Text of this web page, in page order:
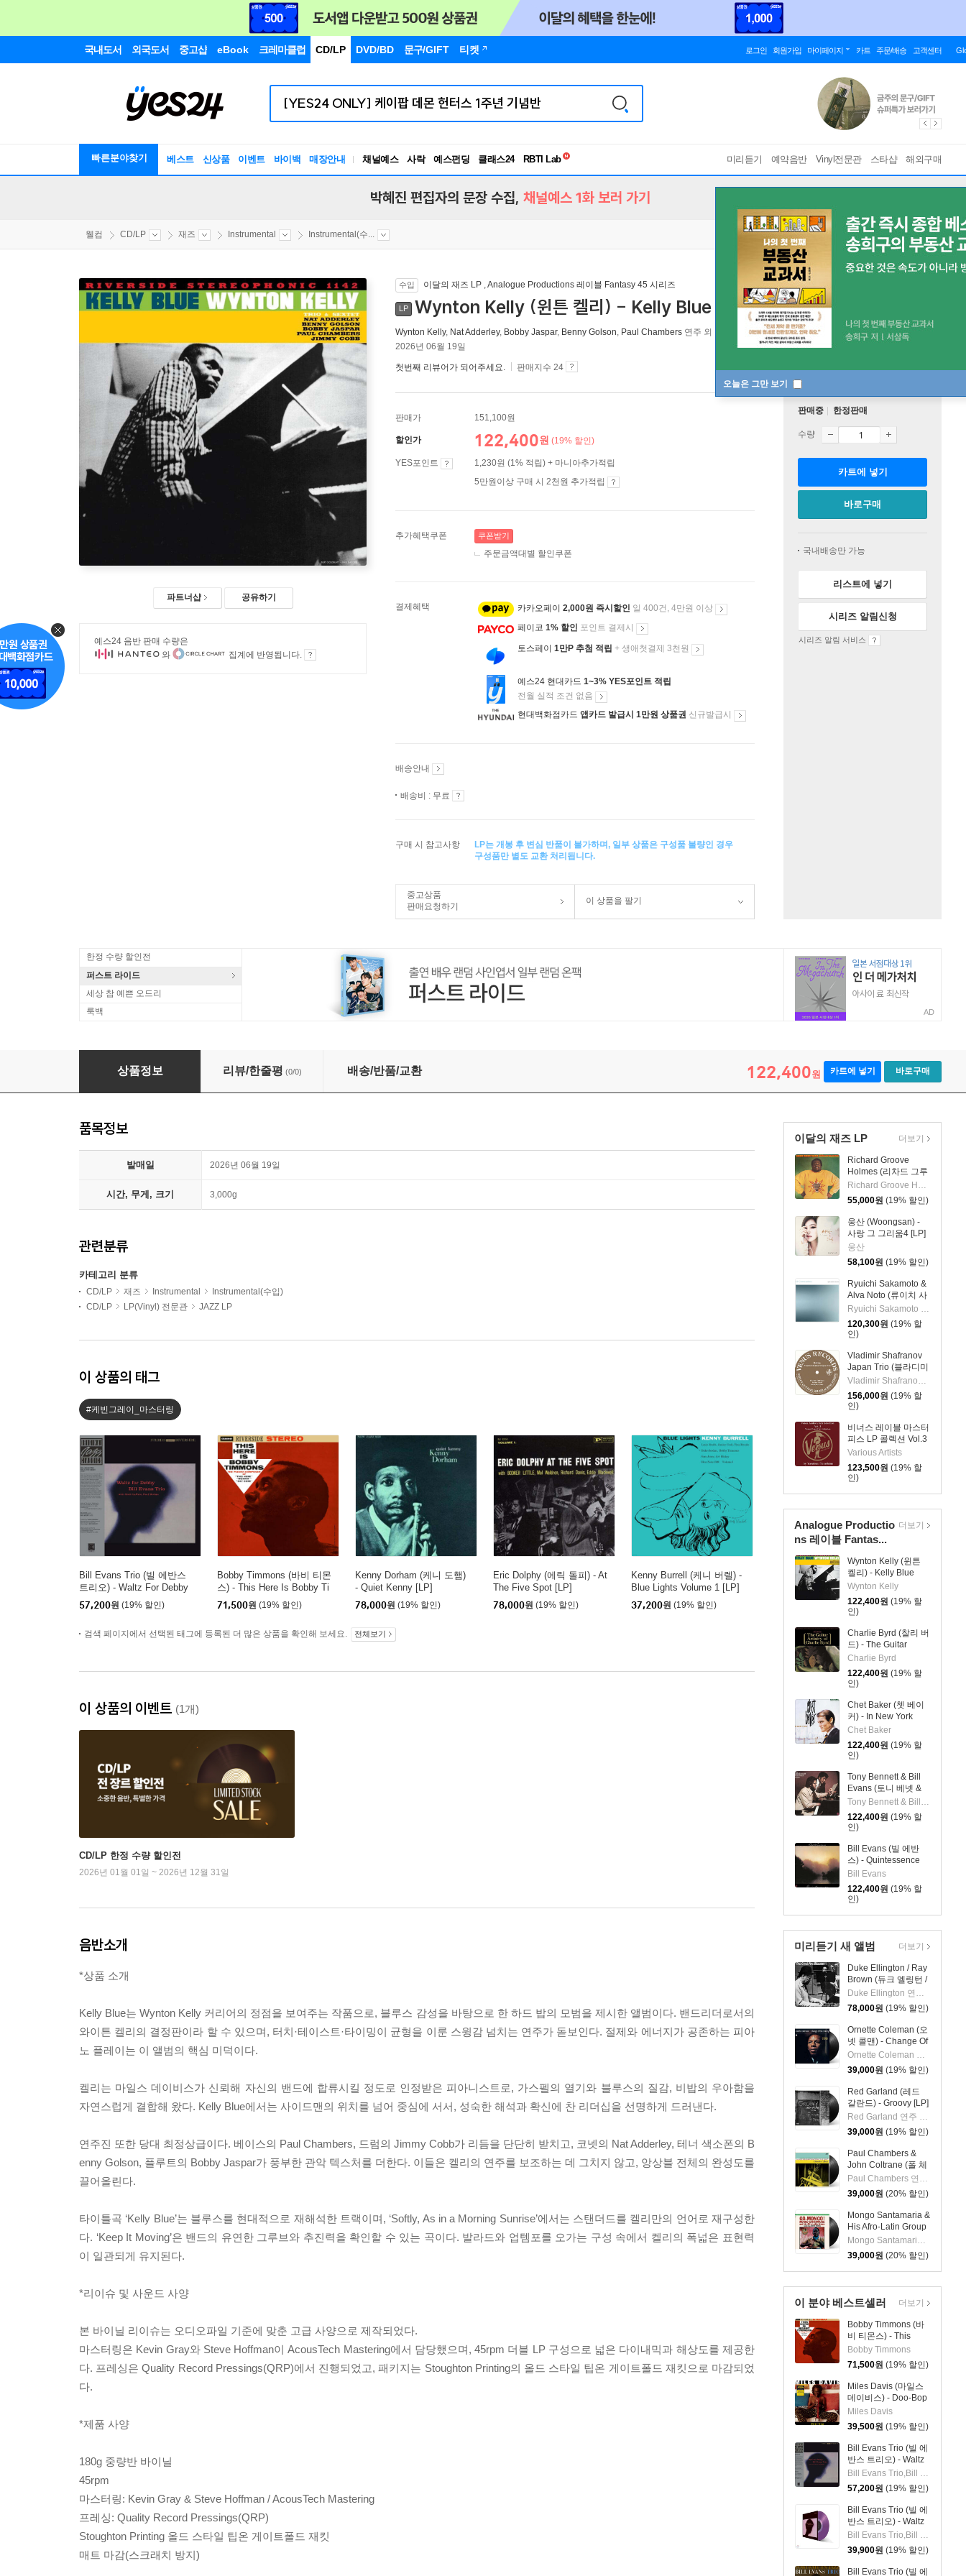
국내도서 외국도서 중고샵 eBook 크레마클럽 CD/LP DVD/BD 문구/GIFT 티켓 로그인 회원가입 마이페이지 카트 주문/배송 고객센터
빠른분야찾기 베스트 신상품 이벤트 바이백 매장안내 채널예스 사락 예스펀딩 클래스24
RBTI Lab
독서유형검사
미리듣기 예약음반 Vinyl전문관 스타샵 해외구매
오늘은 그만 보기
박혜진 편집자의 문장 수집, 채널예스 1화 보러 가기
웰컴 CD/LP 재즈 Instrumental Instrumental(수...
파트너샵 공유하기
예스24 음반 판매 수량은
와
집계에 반영됩니다.
수입 이달의 재즈 LP ,Analogue Productions 레이블 Fantasy 45 시리즈
LP Wynton Kelly (윈튼 켈리) - Kelly Blue [2LP] [ 게이트폴드 / 45rpm / 180g ]
Wynton Kelly, Nat Adderley, Bobby Jaspar, Benny Golson, Paul Chambers 연주 외 1명 Analogue Productions /Riverside Records
2026년 06월 19일
첫번째 리뷰어가 되어주세요. 판매지수 24
판매가 151,100원
할인가 122,400원 (19% 할인)
YES포인트
1,230원 (1% 적립) + 마니아추가적립
5만원이상 구매 시 2천원 추가적립
추가혜택쿠폰 쿠폰받기
주문금액대별 할인쿠폰
결제혜택 카카오페이 2,000원 즉시할인 일 400건, 4만원 이상
페이코 1% 할인 포인트 결제시
토스페이 1만P 추첨 적립 + 생애첫결제 3천원
예스24 현대카드 1~3% YES포인트 적립
전월 실적 조건 없음
현대백화점카드 앱카드 발급시 1만원 상품권 신규발급시
배송안내
배송비 : 무료
구매 시 참고사항
LP는 개봉 후 변심 반품이 불가하며, 일부 상품은 구성품 불량인 경우
구성품만 별도 교환 처리됩니다.
중고상품
판매요청하기
이 상품을 팔기
판매중 한정판매
수량
카트에 넣기
바로구매
국내배송만 가능
리스트에 넣기
시리즈 알림신청
시리즈 알림 서비스
한정 수량 할인전
퍼스트 라이드
세상 참 예쁜 오드리
룩백
AD
Wynton Kelly (윈튼 켈리) - Kelly Blue [2LP]
상품정보 리뷰/한줄평 (0/0) 배송/반품/교환 122,400원 카트에 넣기 바로구매
이달의 재즈 LP
Richard Groove
Holmes (리차드 그루
브 홈스) - Six Million
Dollar Man [LP]
Richard Groove Holmes
55,000원 (19% 할인)
웅산 (Woongsan) -
사랑 그 그리움4 [LP]
웅산
58,100원 (19% 할인)
Ryuichi Sakamoto &
Alva Noto (류이치 사
카모토 & 알바 노토) -
12 Conversations
[2LP]
Ryuichi Sakamoto & Alva Noto
120,300원 (19% 할
인)
Vladimir Shafranov
Japan Trio (블라디미
르 샤프라노프 재팬
트리오) - Bolivia
[2LP]
Vladimir Shafranov Japan Trio
156,000원 (19% 할
인)
비너스 레이블 마스터
피스 LP 콜렉션 Vol.3
(Venus Audio Grade
Records Selection
Vol. 3 by Yasukuni
Terashima) [2LP]
Various Artists
123,500원 (19% 할
인)
더보기
Analogue Productio
ns 레이블 Fantas...
Wynton Kelly (윈튼
켈리) - Kelly Blue
[2LP]
Wynton Kelly
122,400원 (19% 할
인)
Charlie Byrd (찰리 버
드) - The Guitar
Artistry of Charlie
Byrd [2LP]
Charlie Byrd
122,400원 (19% 할
인)
Chet Baker (쳇 베이
커) - In New York
[2LP]
Chet Baker
122,400원 (19% 할
인)
Tony Bennett & Bill
Evans (토니 베넷 &
빌 에반스) - The Tony
Bennett Bill Evans
Album [2LP]
Tony Bennett & Bill Evans
122,400원 (19% 할
인)
Bill Evans (빌 에반
스) - Quintessence
[2LP]
Bill Evans
122,400원 (19% 할
인)
더보기
미리듣기 새 앨범
Duke Ellington / Ray
Brown (듀크 엘링턴 /
레이 브라운) - This
One's For Blanton
[LP]
Duke Ellington 연주 외 1명
78,000원 (19% 할인)
Ornette Coleman (오
넷 콜맨) - Change Of
The Century [LP] Ornette Coleman 연주
39,000원 (19% 할인)
Red Garland (레드
갈란드) - Groovy [LP]
Red Garland 연주 외 2명
39,000원 (19% 할인)
Paul Chambers &
John Coltrane (폴 체
임버스 & 존 콜트레
인) - A Jazz
Delegation From the
East: Chamber's
Music [LP]
Paul Chambers 연주 외 1명
39,000원 (20% 할인)
Mongo Santamaria &
His Afro-Latin Group
(몽고 산타마리아 &
히스 아프로 라틴 그
룹) - Go Mongo!
(Feat. Chick Corea)
[LP]
Mongo Santamaria 연주
39,000원 (20% 할인)
더보기
이 분야 베스트셀러
Bobby Timmons (바
비 티몬스) - This
Here Is Bobby
Timmons [LP]
Bobby Timmons
71,500원 (19% 할인)
Miles Davis (마일스
데이비스) - Doo-Bop
[LP]
Miles Davis
39,500원 (19% 할인)
Bill Evans Trio (빌 에
반스 트리오) - Waltz
For Debby [LP]
Bill Evans Trio,Bill Evans,Paul Motian,Scott LaFaro
57,200원 (19% 할인)
Bill Evans Trio (빌 에
반스 트리오) - Waltz
For Debby [투명 퍼플
컬러 LP]
Bill Evans Trio,Bill Evans,Paul Motian,Scott LaFaro
39,900원 (19% 할인)
Bill Evans Trio (빌 에
더보기
품목정보
발매일 2026년 06월 19일
시간, 무게, 크기 3,000g
관련분류
카테고리 분류
CD/LP 재즈 Instrumental
Instrumental(수입)
CD/LP
LP(Vinyl) 전문관 JAZZ LP
이 상품의 태그
#케빈그레이_마스터링
Bill Evans Trio (빌 에반스
트리오) - Waltz For Debby
[LP]
57,200원 (19% 할인)
Bobby Timmons (바비 티몬
스) - This Here Is Bobby Ti
mmons [LP]
71,500원 (19% 할인)
Kenny Dorham (케니 도햄)
- Quiet Kenny [LP]
78,000원 (19% 할인)
Eric Dolphy (에릭 돌피) - At
The Five Spot [LP]
78,000원 (19% 할인)
Kenny Burrell (케니 버렐) -
Blue Lights Volume 1 [LP]
37,200원 (19% 할인)
검색 페이지에서 선택된 태그에 등록된 더 많은 상품을 확인해 보세요. 전체보기
이 상품의 이벤트 (1개)
CD/LP 한정 수량 할인전
2026년 01월 01일 ~ 2026년 12월 31일
음반소개
*상품 소개
Kelly Blue는 Wynton Kelly 커리어의 정점을 보여주는 작품으로, 블루스 감성을 바탕으로 한 하드 밥의 모범을 제시한 앨범이다. 밴드리더로서의
와이튼 켈리의 결정판이라 할 수 있으며, 터치·테이스트·타이밍이 균형을 이룬 스윙감 넘치는 연주가 돋보인다. 절제와 에너지가 공존하는 피아
노 플레이는 이 앨범의 핵심 미덕이다.
켈리는 마일스 데이비스가 신뢰해 자신의 밴드에 합류시킬 정도로 인정받은 피아니스트로, 가스펠의 열기와 블루스의 질감, 비밥의 우아함을
자연스럽게 결합해 왔다. Kelly Blue에서는 사이드맨의 위치를 넘어 중심에 서서, 성숙한 해석과 확신에 찬 리더십을 선명하게 드러낸다.
연주진 또한 당대 최정상급이다. 베이스의 Paul Chambers, 드럼의 Jimmy Cobb가 리듬을 단단히 받치고, 코넷의 Nat Adderley, 테너 색소폰의 B
enny Golson, 플루트의 Bobby Jaspar가 풍부한 관악 텍스처를 더한다. 이들은 켈리의 연주를 보조하는 데 그치지 않고, 앙상블 전체의 완성도를
끌어올린다.
타이틀곡 ‘Kelly Blue’는 블루스를 현대적으로 재해석한 트랙이며, ‘Softly, As in a Morning Sunrise’에서는 스탠더드를 켈리만의 언어로 재구성한
다. ‘Keep It Moving’은 밴드의 유연한 그루브와 추진력을 확인할 수 있는 곡이다. 발라드와 업템포를 오가는 구성 속에서 켈리의 폭넓은 표현력
이 일관되게 유지된다.
*리이슈 및 사운드 사양
본 바이닐 리이슈는 오디오파일 기준에 맞춘 고급 사양으로 제작되었다.
마스터링은 Kevin Gray와 Steve Hoffman이 AcousTech Mastering에서 담당했으며, 45rpm 더블 LP 구성으로 넓은 다이내믹과 해상도를 제공한
다. 프레싱은 Quality Record Pressings(QRP)에서 진행되었고, 패키지는 Stoughton Printing의 올드 스타일 팁온 게이트폴드 재킷으로 마감되었
다.
*제품 사양
180g 중량반 바이닐
45rpm
마스터링: Kevin Gray & Steve Hoffman / AcousTech Mastering
프레싱: Quality Record Pressings(QRP)
Stoughton Printing 올드 스타일 팁온 게이트폴드 재킷
매트 마감(스크래치 방지)